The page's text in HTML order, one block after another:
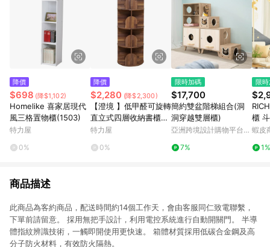
降價
$698 (降$1,102)
Homelike 喜家居現代
風三格置物櫃(1503)
特力屋
0%
降價
$2,280 (降$2,300)
【澄境 】低甲醛可旋轉
直立式四層收納書櫃集
成木紋
特力屋
0%
限時加碼
$17,700
簡約雙盆階梯組合(洞
洞穿越雙層櫃)
亞洲跨境設計購物平台
7%
限
櫃
衣櫃
蝦皮
1%
商品描述
此商品為客約商品，配送時間約14個工作天，會由客服同仁致電聯繫，
下單前請留意。 採用無把手設計，利用電控系統進行自動開關門。 半導
體指紋辨識技術，一觸即開使用更快速。 箱體材質採用低碳合金鋼及高
分子防火材料，有效防火隔熱。